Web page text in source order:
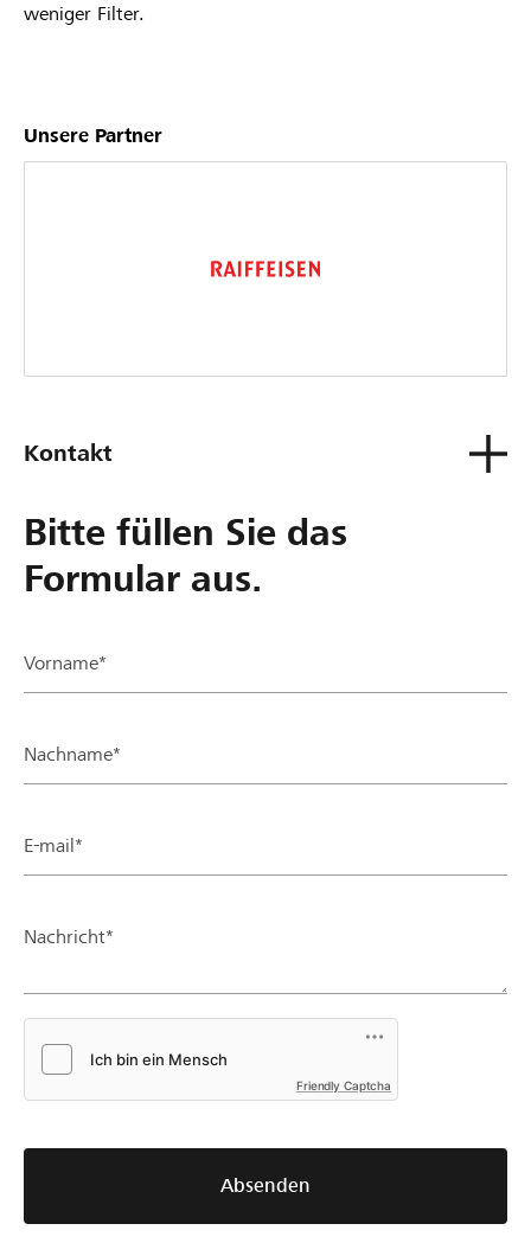
weniger Filter.
Unsere Partner
Kontakt
Bitte füllen Sie das
Formular aus.
Vorname*
Nachname*
E-mail*
Nachricht*
Friendly Captcha
Absenden